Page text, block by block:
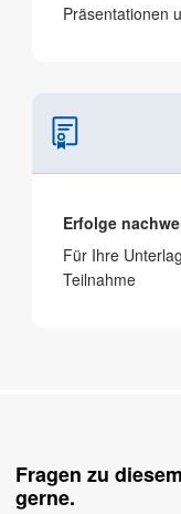
Präsen­tationen
Erfolge
Für Ihre
Teilnahme
Fragen zu
gerne.